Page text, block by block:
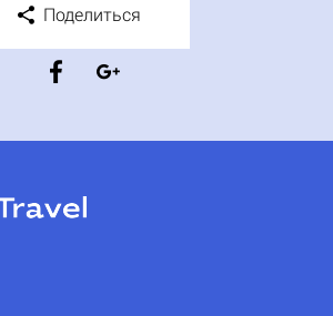
Поделиться